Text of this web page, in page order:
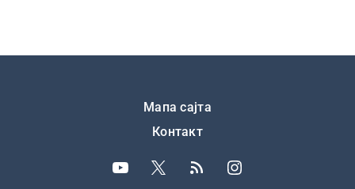
Мапа сајта
Контакт